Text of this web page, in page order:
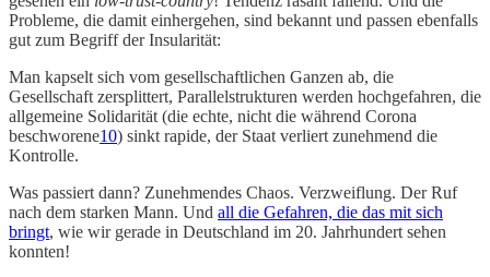
Probleme, die damit einhergehen, sind bekannt und passen ebenfalls
gut zum Begriff der Insularität:
Man kapselt sich vom gesellschaftlichen Ganzen ab, die
Gesellschaft zersplittert, Parallelstrukturen werden hochgefahren, die
allgemeine Solidarität (die echte, nicht die während Corona
beschworene10) sinkt rapide, der Staat verliert zunehmend die
Kontrolle.
Was passiert dann? Zunehmendes Chaos. Verzweiflung. Der Ruf
nach dem starken Mann. Und all die Gefahren, die das mit sich
bringt, wie wir gerade in Deutschland im 20. Jahrhundert sehen
konnten!